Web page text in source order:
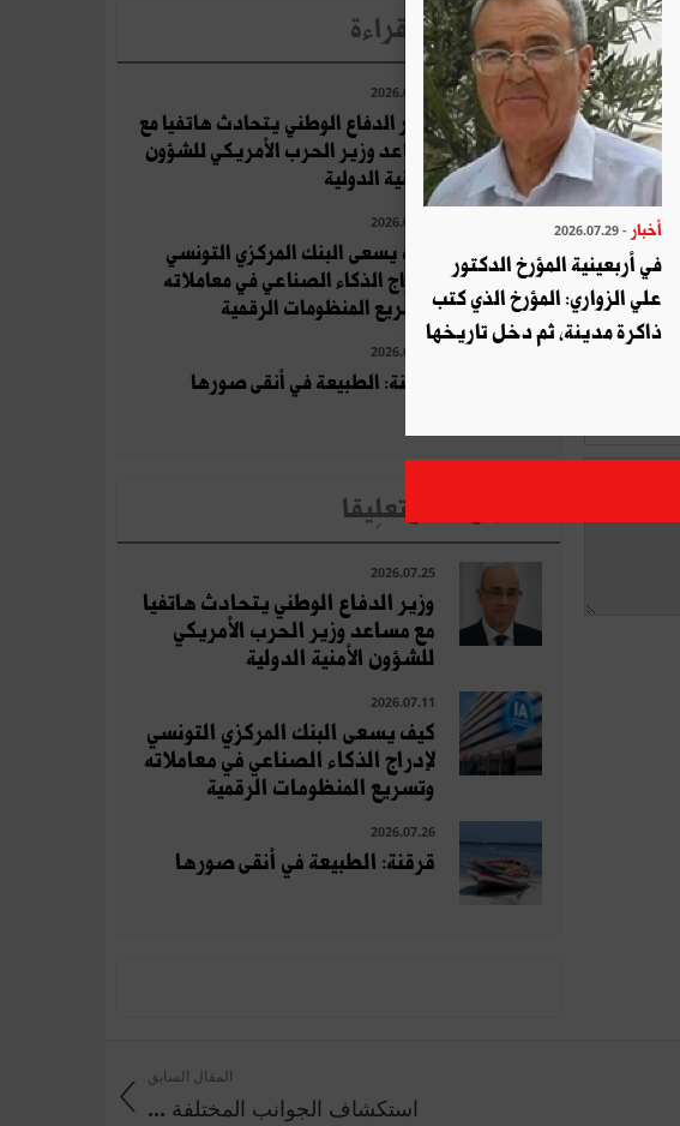
الأخبار الأكثر قراءة
2026.07.25
وزير الدفاع الوطني يتحادث هاتفيا مع
مساعد وزير الحرب الأمريكي للشؤون
الأمنية الدولية
2026.07.11
كيف يسعى البنك المركزي التونسي
لإدراج الذكاء الصناعي في معاملاته
وتسريع المنظومات الرقمية
2026.07.26
قرقنة: الطبيعة في أنقى صورها
الأخبار الأكثر تعلِيقا
2026.07.25
وزير الدفاع الوطني يتحادث هاتفيا
مع مساعد وزير الحرب الأمريكي
للشؤون الأمنية الدولية
2026.07.11
كيف يسعى البنك المركزي التونسي
لإدراج الذكاء الصناعي في معاملاته
وتسريع المنظومات الرقمية
2026.07.26
قرقنة: الطبيعة في أنقى صورها
المقال السابق
استكشاف الجوانب المختلفة ...
أخبار - 2026.07.29
في أربعينية المؤرخ الدكتور
علي الزواري: المؤرخ الذي كتب
ذاكرة مدينة، ثم دخل تاريخها